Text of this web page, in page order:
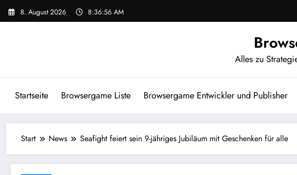
Zum
Inhalt
8. August 2026 8:36:57 AM
Alles zu
Startseite Browsergame Liste Browsergame Entwickler und Publisher
Start News Seafight feiert sein 9-jähriges Jubiläum mit Geschenken für alle